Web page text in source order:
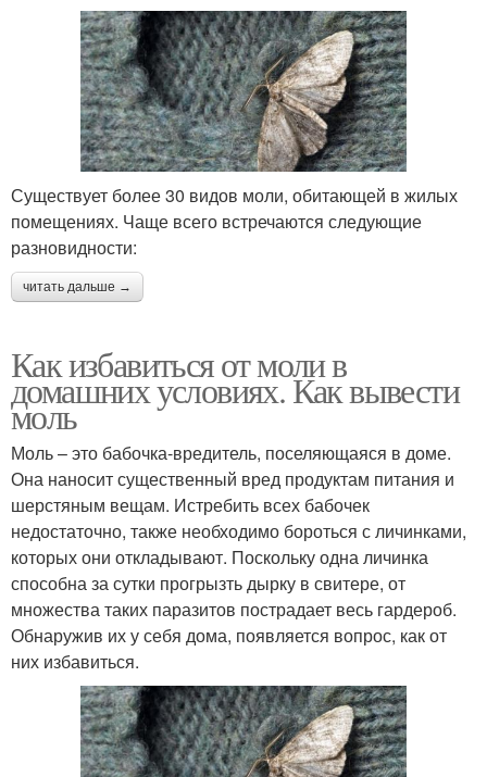
Существует более 30 видов моли, обитающей в жилых
помещениях. Чаще всего встречаются следующие
разновидности:
читать дальше →
Как избавиться от моли в
домашних условиях. Как вывести
моль
Моль – это бабочка-вредитель, поселяющаяся в доме.
Она наносит существенный вред продуктам питания и
шерстяным вещам. Истребить всех бабочек
недостаточно, также необходимо бороться с личинками,
которых они откладывают. Поскольку одна личинка
способна за сутки прогрызть дырку в свитере, от
множества таких паразитов пострадает весь гардероб.
Обнаружив их у себя дома, появляется вопрос, как от
них избавиться.